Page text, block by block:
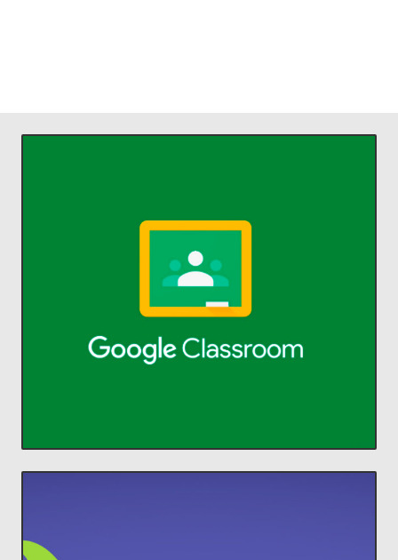
Administra la enseñanza y el
Classroom permite a alumnos y
profesores ahorrar tiempo,
comunicarse y organizarse.